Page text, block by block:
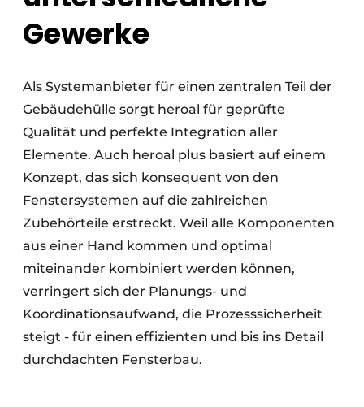
Gewerke
Als Systemanbieter für einen zentralen Teil der
Gebäudehülle sorgt heroal für geprüfte
Qualität und perfekte Integration aller
Elemente. Auch heroal plus basiert auf einem
Konzept, das sich konsequent von den
Fenstersystemen auf die zahlreichen
Zubehörteile erstreckt. Weil alle Komponenten
aus einer Hand kommen und optimal
miteinander kombiniert werden können,
verringert sich der Planungs- und
Koordinationsaufwand, die Prozesssicherheit
steigt - für einen effizienten und bis ins Detail
durchdachten Fensterbau.